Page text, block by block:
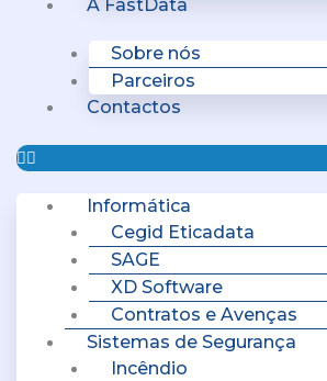
A FastData
Sobre nós
Parceiros
Contactos
Informática
Cegid Eticadata
SAGE
XD Software
Contratos e Avenças
Sistemas de Segurança
Incêndio